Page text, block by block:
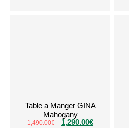
Table a Manger GINA
Mahogany
1,490.00€ 1,290.00€